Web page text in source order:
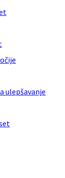
ulepšavanje